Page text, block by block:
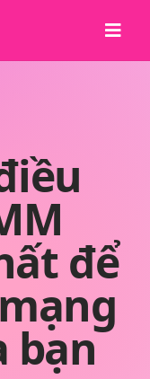
để
bạn